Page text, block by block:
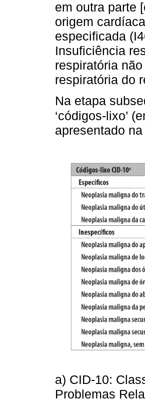
em outra parte
origem
especificada
Insuficiência
respiratória
respiratória do
Na etapa
‘códigos-lixo’
apresentado na
a) CID-10:
Problemas